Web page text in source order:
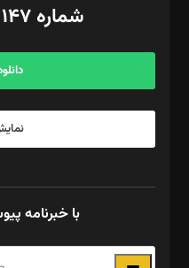
آگهی و مشترکین: ۰۹۱۹۹۹۹۰۴۵۴
شماره ۱۴۷ - مرداد ۱۴۰۵
با خبرنامه